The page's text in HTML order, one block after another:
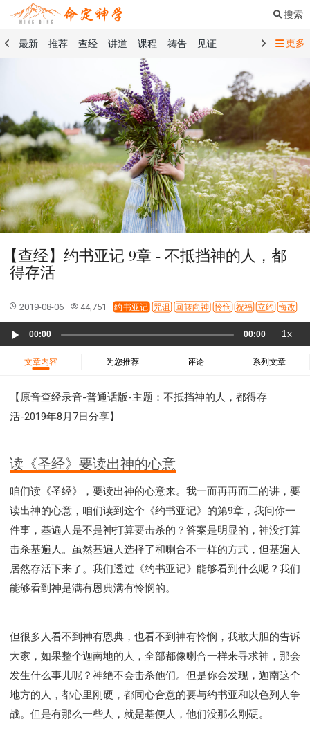
搜索
最新 推荐 查经 讲道 课程 祷告
见证
命定奉献
讲道精选
课程精选
101课程 创世记 马太福音
传道书
洗礼礼文
圣餐礼文 01 创世记
02 出埃及记
03 利未记
04 民数记 05 申命记
06 约书亚记
07 士师记
08 路得记
09 撒母耳记上
10 撒母耳记下
11 列王纪上
12 列王纪下
15 以斯拉记
16 尼希米记 17 以斯帖记
18 约伯记
19 诗篇
20 箴言 21 传道书
23 以赛亚书
25 耶利米哀歌
27 但以理书
28 何西阿书
29 约珥书
37 哈该书
38 撒迦利亚书
39 玛拉基书
40 马太福音
41 马可福音
42 路加福音
49 以弗所书
50 腓利比书
51 歌罗西书
52 帖撒罗尼迦前书
53 帖撒罗尼迦后书
57 腓利门书
58 希伯来书 59 雅各书
64 约翰三书
65 犹大书
争战系列
信望爱系列
学习系列
时间管理和学习方法
爱神系列
喜乐系列
管理系列
信仰根基系列 命定系列
传道者的言语
耶稣基督的福音
智慧与悟性
从辖制中得自由
破除属世界的价值观
如何恢复神的形像
更多
【查经】约书亚记 9章 - 不抵挡神的人，都
得存活
2019-08-06 44,751 约书亚记 咒诅 回转向神 怜悯 祝福 立约 悔改
Player
00:00 00:00 1x
文章内容 为您推荐 评论 系列文章
【原音查经录音-普通话版-主题：不抵挡神的人，都得存
活-2019年8月7日分享】
读《圣经》要读出神的心意
咱们读《圣经》，要读出神的心意来。我一而再再而三的讲，要
读出神的心意，咱们读到这个《约书亚记》的第9章，我问你一
件事，基遍人是不是神打算要击杀的？答案是明显的，神没打算
击杀基遍人。虽然基遍人选择了和喇合不一样的方式，但基遍人
居然存活下来了。我们透过《约书亚记》能够看到什么呢？我们
能够看到神是满有恩典满有怜悯的。
但很多人看不到神有恩典，也看不到神有怜悯，我敢大胆的告诉
大家，如果整个迦南地的人，全部都像喇合一样来寻求神，那会
发生什么事儿呢？神绝不会击杀他们。但是你会发现，迦南这个
地方的人，都心里刚硬，都同心合意的要与约书亚和以色列人争
战。但是有那么一些人，就是基便人，他们没那么刚硬。